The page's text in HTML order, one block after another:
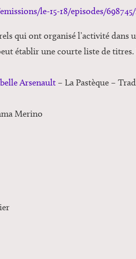
le-15-18/episodes/
qui ont organisé l’activité
établir une courte liste de
Arsenault – La Pastèque –
Merino